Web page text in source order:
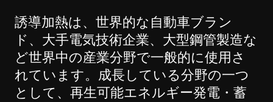
誘導加熱は、世界的な自動車ブラン
ド、大手電気技術企業、大型鋼管製造な
ど世界中の産業分野で一般的に使用さ
れています。成長している分野の一つ
として、再生可能エネルギー発電・蓄